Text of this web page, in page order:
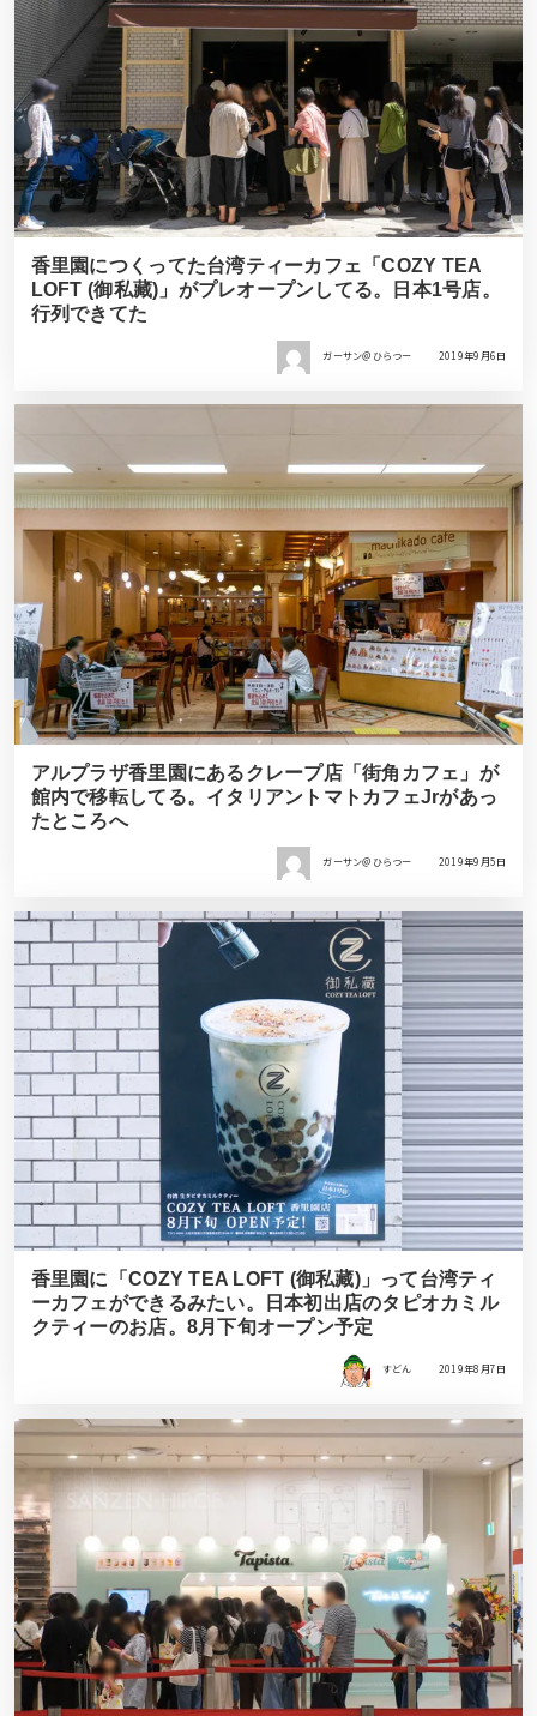
香里園につくってた台湾ティーカフェ「COZY TEA
LOFT (御私藏)」がプレオープンしてる。日本1号店。
行列できてた
ガーサン＠ひらつー 2019年9月6日
アルプラザ香里園にあるクレープ店「街角カフェ」が
館内で移転してる。イタリアントマトカフェJrがあっ
たところへ
ガーサン＠ひらつー 2019年9月5日
香里園に「COZY TEA LOFT (御私藏)」って台湾ティ
ーカフェができるみたい。日本初出店のタピオカミル
クティーのお店。8月下旬オープン予定
すどん 2019年8月7日